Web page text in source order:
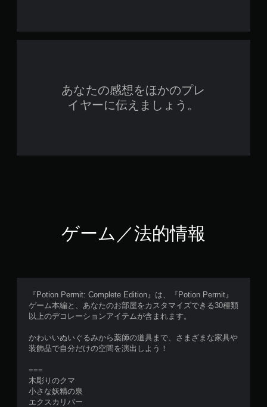
あなたの感想をほかのプレ
イヤーに伝えましょう。
ゲーム／法的情報
『Potion Permit: Complete Edition』は、『Potion Permit』
ゲーム本編と、あなたのお部屋をカスタマイズできる30種類
以上のデコレーションアイテムが含まれます。
かわいいぬいぐるみから薬師の道具まで、さまざまな家具や
装飾品で自分だけの空間を演出しよう！
===
木彫りのクマ
小さな妖精の泉
エクスカリバー